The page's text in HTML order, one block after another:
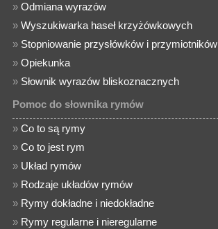
»Odmiana wyrazów
»Wyszukiwarka haseł krzyżówkowych
» Stopniowanie przysłówków i przymiotników
»Opiekunka
» Słownik wyrazów bliskoznacznych
Pomoc do słownika rymów
»Co to są rymy
»Co to jest rym
» Układ rymów
» Rodzaje układów rymów
» Rymy dokładne i niedokładne
» Rymy regularne i nieregularne